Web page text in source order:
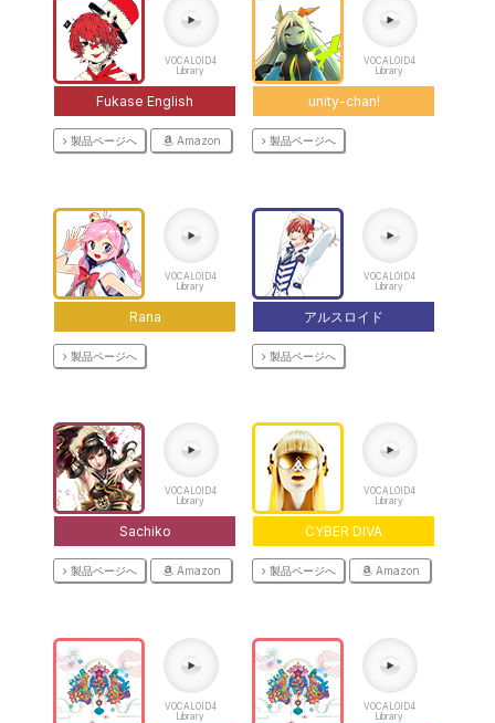
VOCALOID4
Library
Fukase English
製品ページへ Amazon
VOCALOID4
Library
unity-chan!
製品ページへ
VOCALOID4
Library
Rana
製品ページへ
VOCALOID4
Library
アルスロイド
製品ページへ
VOCALOID4
Library
Sachiko
製品ページへ Amazon
VOCALOID4
Library
CYBER DIVA
製品ページへ Amazon
VOCALOID4
Library
VOCALOID4
Library